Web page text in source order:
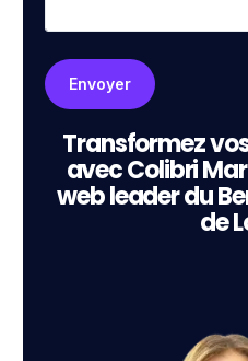
Transformez
avec Colibri
web leader du
de